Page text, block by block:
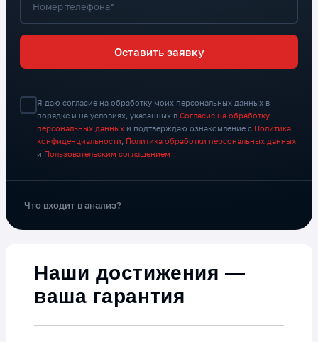
Номер телефона*
Оставить заявку
Я даю согласие на обработку моих персональных данных в
порядке и на условиях, указанных в Согласие на обработку
персональных данных и подтверждаю ознакомление с Политика
конфиденциальности
Политика обработки персональных данных
и Пользовательским соглашением
Что входит в анализ?
Наши достижения —
ваша гарантия